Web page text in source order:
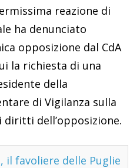
reazione di
ha denunciato
opposizione dal CdA
la richiesta di una
della
di Vigilanza sulla
diritti dell’opposizione.
il favoliere delle Puglie